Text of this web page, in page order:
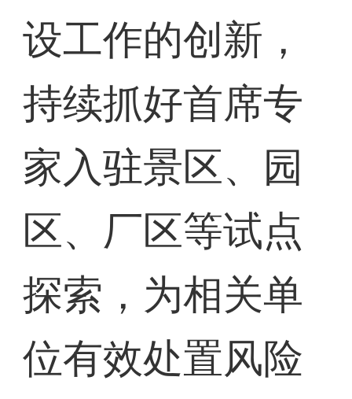
设工作的创新，
持续抓好首席专
家入驻景区、园
区、厂区等试点
探索，为相关单
位有效处置风险